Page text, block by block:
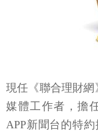
現任《聯合理財網
媒體工作者，擔
APP新聞台的特